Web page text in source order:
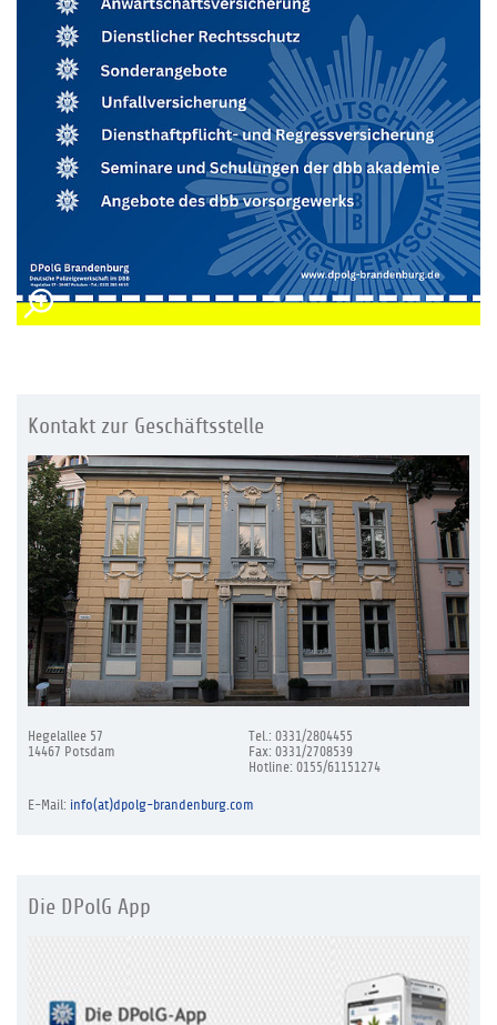
Kontakt zur Geschäftsstelle
Hegelallee 57
14467 Potsdam
Tel.: 0331/2804455
Fax: 0331/2708539
Hotline: 0155/61151274
E-Mail: info(at)dpolg-brandenburg.com
Die DPolG App